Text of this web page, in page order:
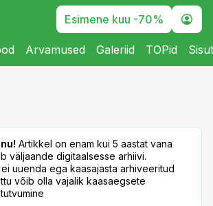
Esimene kuu -70%
Arvamused Galeriid TOPid
Artikkel on enam kui 5 aastat vana
väljaande digitaalsesse arhiivi.
uuenda ega kaasajasta arhiveeritud
võib olla vajalik kaasaegsete